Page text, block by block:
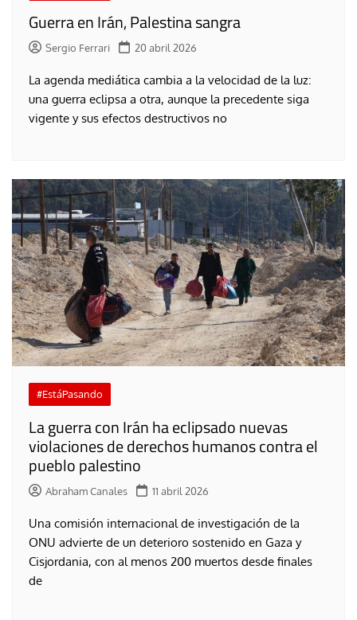
Guerra en Irán, Palestina sangra
Sergio Ferrari 20 abril 2026
La agenda mediática cambia a la velocidad de la luz:
una guerra eclipsa a otra, aunque la precedente siga
vigente y sus efectos destructivos no
#EstáPasando
La guerra con Irán ha eclipsado nuevas
violaciones de derechos humanos contra el
pueblo palestino
Abraham Canales 11 abril 2026
Una comisión internacional de investigación de la
ONU advierte de un deterioro sostenido en Gaza y
Cisjordania, con al menos 200 muertos desde finales
de